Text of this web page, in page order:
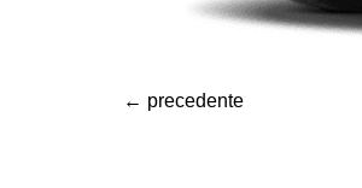
← precedente